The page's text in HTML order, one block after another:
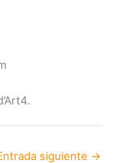
siguiente →